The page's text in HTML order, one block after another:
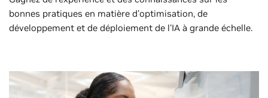
bonnes pratiques en matière d'optimisation, de
développement et de déploiement de l'IA à grande échelle.